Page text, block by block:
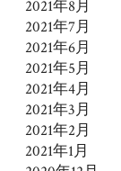
2021年8月
2021年7月
2021年6月
2021年5月
2021年4月
2021年3月
2021年2月
2021年1月